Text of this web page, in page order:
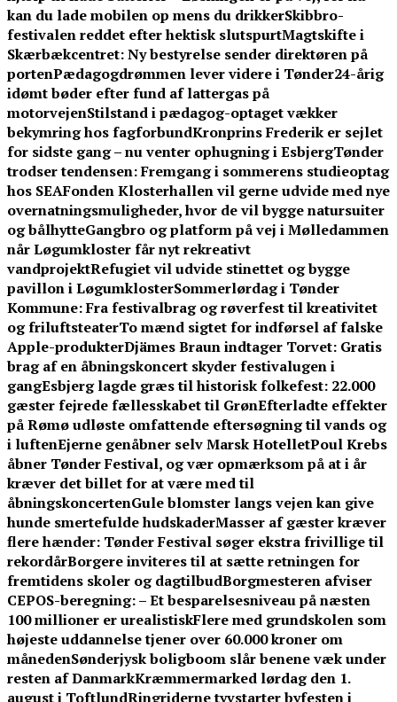
kan du lade mobilen op mens du drikkerSkibbro-
festivalen reddet efter hektisk slutspurtMagtskifte i
Skærbækcentret: Ny bestyrelse sender direktøren på
portenPædagogdrømmen lever videre i Tønder24-årig
idømt bøder efter fund af lattergas på
motorvejenStilstand i pædagog-optaget vækker
bekymring hos fagforbundKronprins Frederik er sejlet
for sidste gang – nu venter ophugning i EsbjergTønder
trodser tendensen: Fremgang i sommerens studieoptag
hos SEAFonden Klosterhallen vil gerne udvide med nye
overnatningsmuligheder, hvor de vil bygge natursuiter
og bålhytteGangbro og platform på vej i Mølledammen
når Løgumkloster får nyt rekreativt
vandprojektRefugiet vil udvide stinettet og bygge
pavillon i LøgumklosterSommerlørdag i Tønder
Kommune: Fra festivalbrag og røverfest til kreativitet
og friluftsteaterTo mænd sigtet for indførsel af falske
Apple-produkterDjämes Braun indtager Torvet: Gratis
brag af en åbningskoncert skyder festivalugen i
gangEsbjerg lagde græs til historisk folkefest: 22.000
gæster fejrede fællesskabet til GrønEfterladte effekter
på Rømø udløste omfattende eftersøgning til vands og
i luftenEjerne genåbner selv Marsk HotelletPoul Krebs
åbner Tønder Festival, og vær opmærksom på at i år
kræver det billet for at være med til
åbningskoncertenGule blomster langs vejen kan give
hunde smertefulde hudskaderMasser af gæster kræver
flere hænder: Tønder Festival søger ekstra frivillige til
rekordårBorgere inviteres til at sætte retningen for
fremtidens skoler og dagtilbudBorgmesteren afviser
CEPOS-beregning: – Et besparelsesniveau på næsten
100 millioner er urealistiskFlere med grundskolen som
højeste uddannelse tjener over 60.000 kroner om
månedenSønderjysk boligboom slår benene væk under
resten af DanmarkKræmmermarked lørdag den 1.
august i ToftlundRingriderne tyvstarter byfesten i